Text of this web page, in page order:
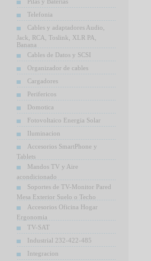
Telefonia
Cables y adaptadores Audio,
Jack, RCA, Toslink, XLR PA,
Banana
Cables de Datos y SCSI
Organizador de cables
Cargadores
Perifericos
Domotica
Fotovoltaico Energia Solar
Iluminacion
Accesorios SmartPhone y
Tablets
Mandos TV y Aire
acondicionado
Soportes de TV-Monitor Pared
Mesa Exterior Suelo o Techo
Accesorios Oficina Hogar
Ergonomia
TV-SAT
Industrial 232-422-485
Integracion